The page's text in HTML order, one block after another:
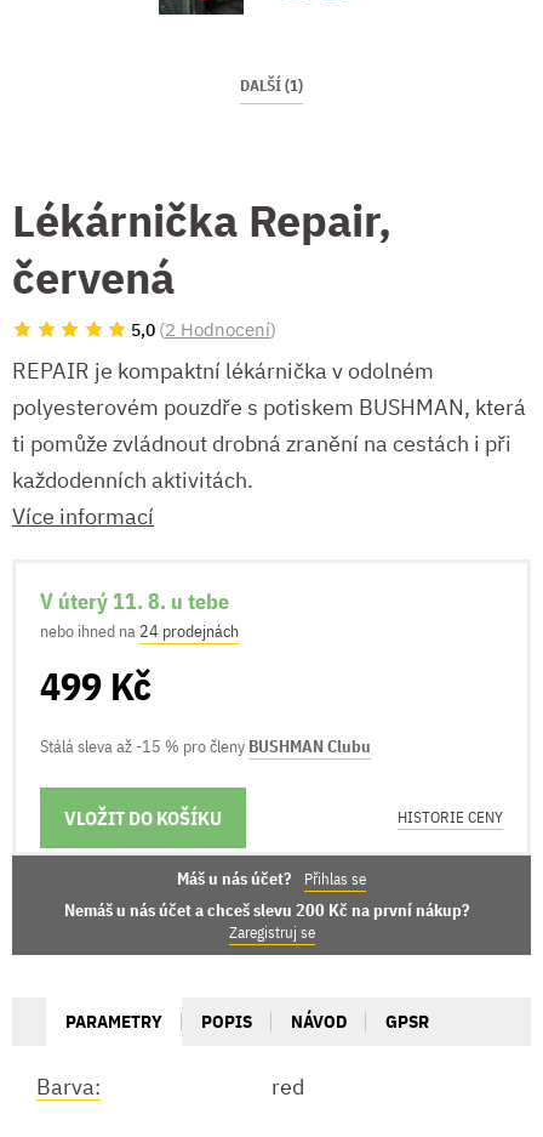
DALŠÍ (1)
Lékárnička Repair,
červená
5,0 (2 Hodnocení)
REPAIR je kompaktní lékárnička v odolném
polyesterovém pouzdře s potiskem BUSHMAN, která
ti pomůže zvládnout drobná zranění na cestách i při
každodenních aktivitách.
Více informací
V úterý 11. 8. u tebe
nebo ihned na 24 prodejnách
499 Kč
Stálá sleva až -15 % pro členy BUSHMAN Clubu
VLOŽIT DO KOŠÍKU
MOŽNOSTI DORUČENÍ HISTORIE CENY
Máš u nás účet? Přihlas se
Nemáš u nás účet a chceš slevu 200 Kč na první nákup?
Zaregistruj se
PARAMETRY POPIS NÁVOD GPSR
Barva: red